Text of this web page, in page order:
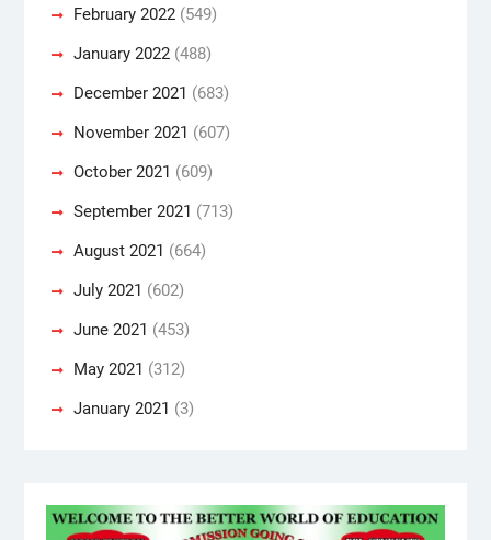
February 2022(549)
January 2022(488)
December 2021 (683)
November 2021 (607)
October 2021 (609)
September 2021 (713)
August 2021 (664)
July 2021 (602)
June 2021 (453)
May 2021 (312)
January 2021 (3)